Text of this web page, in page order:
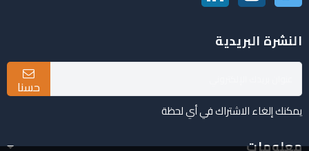
النشرة البريدية
حسنا
يمكنك إلغاء الاشتراك في أي لحظة
معلومات